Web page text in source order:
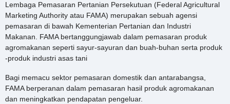
Lembaga Pemasaran Pertanian Persekutuan (Federal Agricultural
Marketing Authority atau FAMA) merupakan sebuah agensi
pemasaran di bawah Kementerian Pertanian dan Industri
Makanan. FAMA bertanggungjawab dalam pemasaran produk
agromakanan seperti sayur-sayuran dan buah-buhan serta produk
-produk industri asas tani
Bagi memacu sektor pemasaran domestik dan antarabangsa,
FAMA berperanan dalam pemasaran hasil produk agromakanan
dan meningkatkan pendapatan pengeluar.